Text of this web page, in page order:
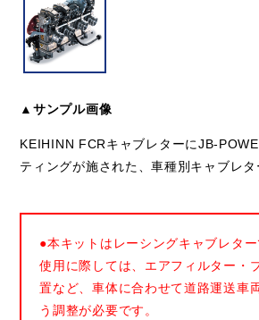
▲サンプル画像
KEIHINN FCRキャブレターにJB-
ティングが施された、車種別キャブレタ
●本キットはレーシングキャブレタ
使用に際しては、エアフィルター・
置など、車体に合わせて道路運送車
う調整が必要です。